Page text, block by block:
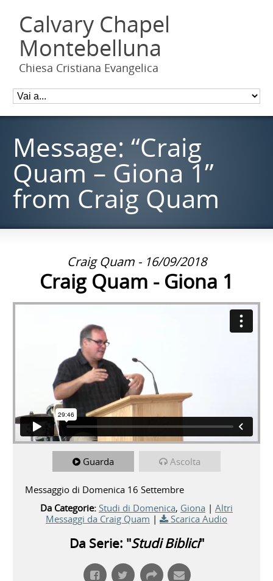
Calvary Chapel
Montebelluna
Chiesa Cristiana Evangelica
Message: “Craig
Quam – Giona 1”
from Craig Quam
Craig Quam - 16/09/2018
Craig Quam - Giona 1
Guarda Ascolta
Messaggio di Domenica 16 Settembre
Da Categorie: Studi di Domenica, Giona | Altri
Messaggi da Craig Quam | Scarica Audio
Da Serie: "Studi Biblici"